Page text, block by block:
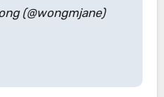
(@wongmjane)